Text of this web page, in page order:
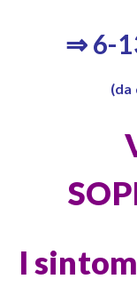
⇒ 6-
(da
I